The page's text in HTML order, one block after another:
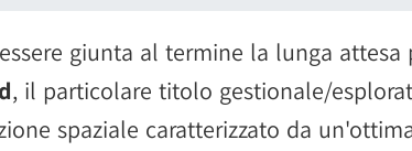
giunta al termine la lunga attesa
, il particolare titolo gestionale/
spaziale caratterizzato da